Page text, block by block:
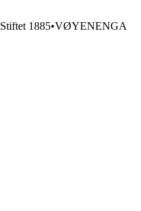
Stiftet 1885•VØYENENGA